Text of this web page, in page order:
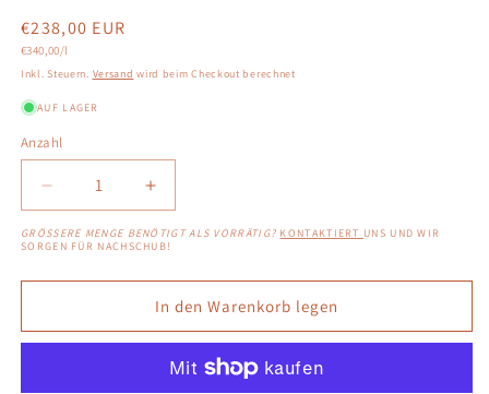
Normaler
Preis
€238,00 EUR
Grundpreis
€340,00/l
Inkl. Steuern. Versand wird beim Checkout berechnet
AUF LAGER
Anzahl
Anzahl
Verringere
die
Menge
Strathmill
1996/2025
Erhöhe
die
Menge
Strathmill
28
1996/2025
Murray
GRÖSSERE MENGE BENÖTIGT ALS VORRÄTIG? KONTAKTIERT UNS UND WIR
SORGEN FÜR NACHSCHUB!
In den Warenkorb legen